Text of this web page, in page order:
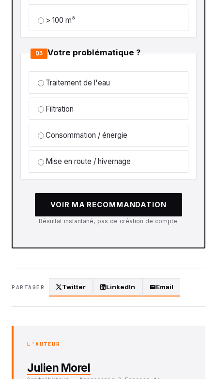
> 100 m³
Q3 Votre problématique ?
Traitement de l'eau
Filtration
Consommation / énergie
Mise en route / hivernage
VOIR MA RECOMMANDATION
Résultat instantané, pas de création de compte.
PARTAGER Twitter LinkedIn Email
L'AUTEUR
Julien Morel